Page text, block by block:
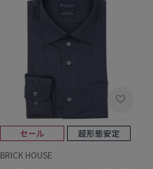
BRICK HOUSE